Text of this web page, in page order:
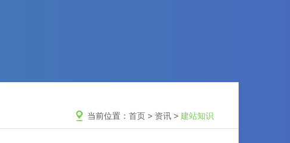
当前位置：首页 > 资讯 >建站知识